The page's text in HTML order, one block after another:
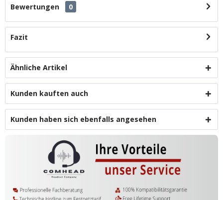
Bewertungen 0
Fazit
Ähnliche Artikel
Kunden kauften auch
Kunden haben sich ebenfalls angesehen